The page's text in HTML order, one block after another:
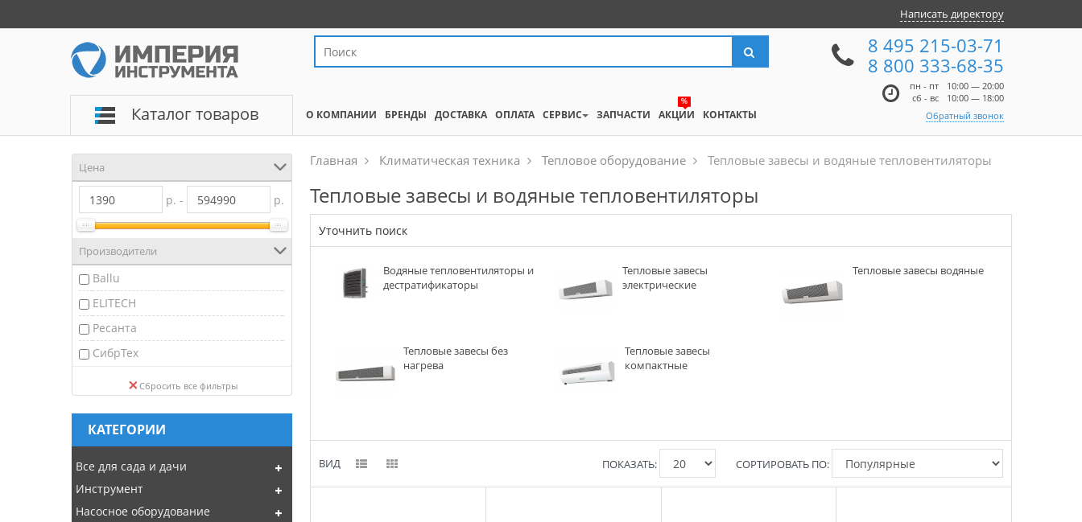
Написать директору
Каталог товаров
8 495 215-03-71
8 800 333-68-35
пн - пт
10:00 — 20:00
сб - вс
10:00 — 18:00
Обратный звонок
О КОМПАНИИ БРЕНДЫ ДОСТАВКА ОПЛАТА СЕРВИС ЗАПЧАСТИ
%
АКЦИИ КОНТАКТЫ
Цена
р. - р.
Производители
Ballu
ELITECH
Ресанта
СибрТех
Сбросить все фильтры
КАТЕГОРИИ
Все для сада и дачи
Инструмент
Насосное оборудование
Главная Климатическая техника Тепловое оборудование Тепловые завесы и водяные тепловентиляторы
Тепловые завесы и водяные тепловентиляторы
Уточнить поиск
Водяные тепловентиляторы и
дестратификаторы
Тепловые завесы
электрические
Тепловые завесы водяные
Тепловые завесы без
нагрева
Тепловые завесы
компактные
ВИД СОРТИРОВАТЬ ПО:
ПОКАЗАТЬ: